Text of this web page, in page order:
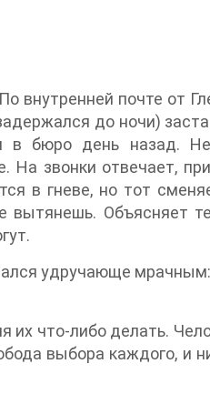
внутренней почте от
до ночи)
в бюро день назад.
звонки отвечает,
в гневе, но тот
вытянешь. Объясняет
удручающе
что-либо делать.
выбора каждого, и